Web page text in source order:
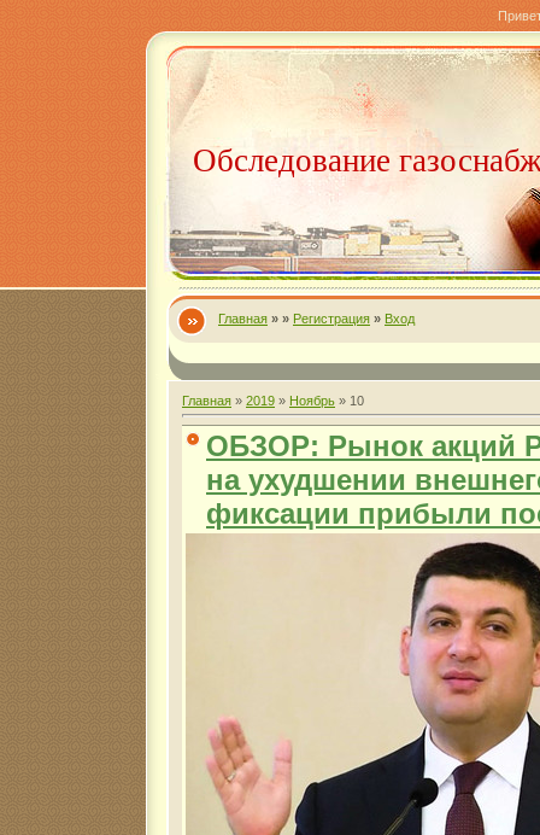
Обследование
Главная » » Регистрация » Вход
Главная » 2019 » Ноябрь » 10
ОБЗОР: Рынок акций
на ухудшении
фиксации прибыли